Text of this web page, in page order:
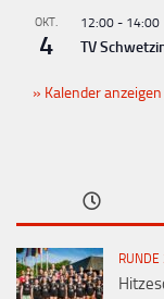
OKT.
4
12:00 - 14:00
TV
Kalender anzeigen